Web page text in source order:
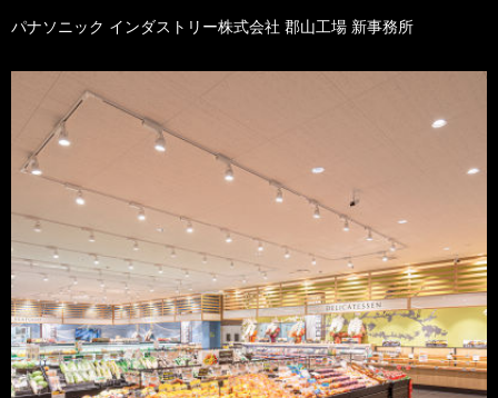
パナソニック インダストリー株式会社 郡山工場 新事務所